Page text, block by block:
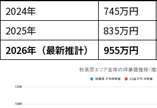
2024年
745万円
2025年
835万円
2026年（最新推計）
955万円